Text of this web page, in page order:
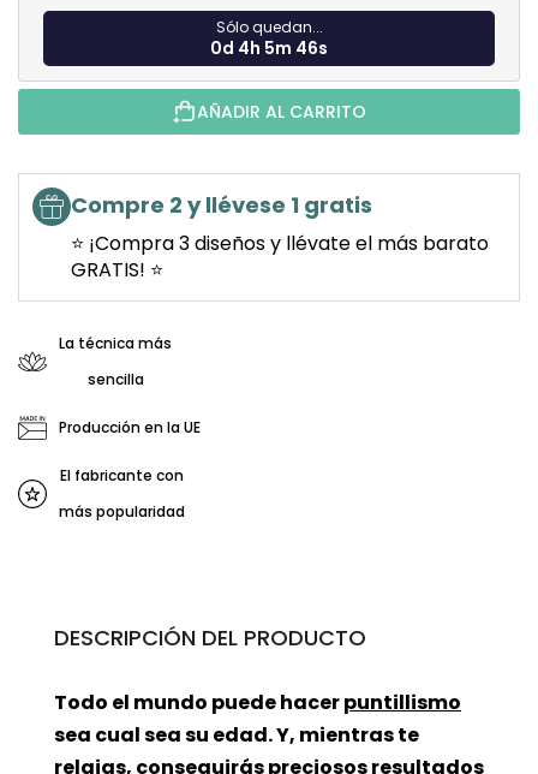
Sólo quedan...
0d 4h 5m 45s
AÑADIR AL CARRITO
Compre 2 y llévese 1 gratis
⭐ ¡Compra 3 diseños y llévate el más barato
GRATIS! ⭐
La técnica más
sencilla
Producción en la UE
El fabricante con
más popularidad
DESCRIPCIÓN DEL PRODUCTO
Todo el mundo puede hacerpuntillismo
sea cual sea su edad. Y, mientras te
relajas, conseguirás preciosos resultados